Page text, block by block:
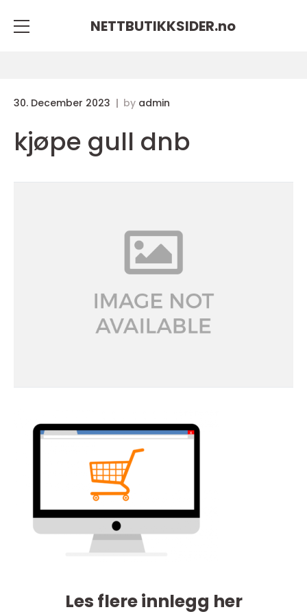
NETTBUTIKKSIDER.no
30. December 2023 by admin
kjøpe gull dnb
Les flere innlegg her